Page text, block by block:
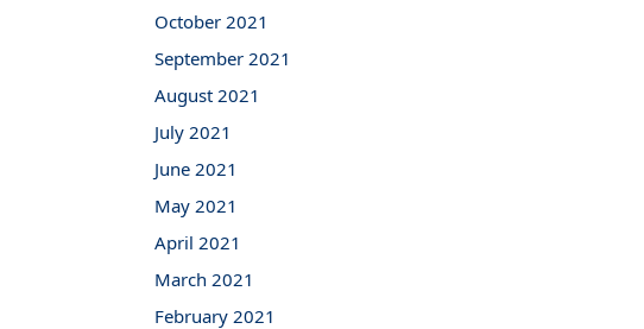
October 2021
September 2021
August 2021
July 2021
June 2021
May 2021
April 2021
March 2021
February 2021